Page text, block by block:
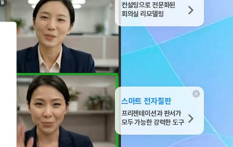
컨설팅으로 전문화된
회의실 리모델링
스마트 전자칠판
프리젠테이션과 판서가
모두 가능한 강력한 도구